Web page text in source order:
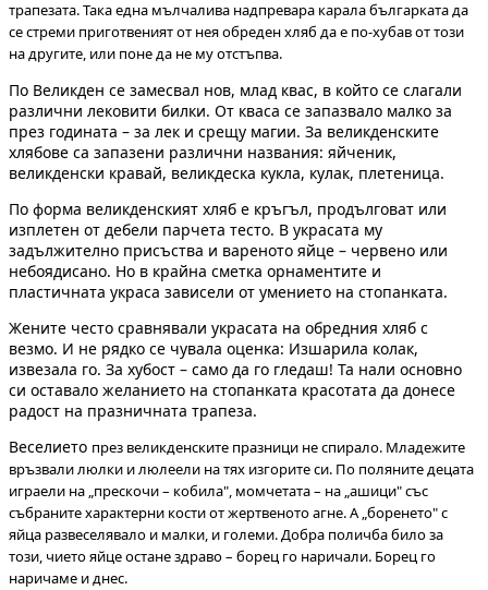
трапезата. Така една мълчалива надпревара карала българката да
се стреми приготвеният от нея обреден хляб да е по-хубав от този
на другите, или поне да не му отстъпва.
По Великден се замесвал нов, млад квас, в който се слагали
различни лековити билки. От кваса се запазвало малко за
през годината – за лек и срещу магии. За великденските
хлябове са запазени различни названия: яйченик,
великденски кравай, великдеска кукла, кулак, плетеница.
По форма великденският хляб е кръгъл, продълговат или
изплетен от дебели парчета тесто. В украсата му
задължително присъства и вареното яйце – червено или
небоядисано. Но в крайна сметка орнаментите и
пластичната украса зависели от умението на стопанката.
Жените често сравнявали украсата на обредния хляб с
везмо. И не рядко се чувала оценка: Изшарила колак,
извезала го. За хубост – само да го гледаш! Та нали основно
си оставало желанието на стопанката красотата да донесе
радост на празничната трапеза.
Веселието през великденските празници не спирало. Младежите
връзвали люлки и люлеели на тях изгорите си. По поляните децата
играели на „прескочи – кобила", момчетата – на „ашици" със
събраните характерни кости от жертвеното агне. А „боренето" с
яйца развеселявало и малки, и големи. Добра поличба било за
този, чието яйце остане здраво – борец го наричали. Борец го
наричаме и днес.